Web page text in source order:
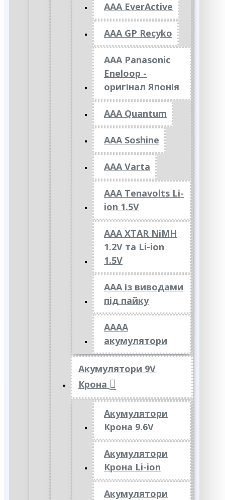
AAA EverActive
AAA GP Recyko
AAA Panasonic
Eneloop -
оригінал Японія
AAA Quantum
AAA Soshine
AAA Varta
AAA Tenavolts Li-
ion 1.5V
AAA XTAR NiMH
1.2V та Li-ion
1.5V
ААА із виводами
під пайку
АААА
акумулятори
Акумулятори 9V
Крона
Акумулятори
Крона 9.6V
Акумулятори
Крона Li-ion
Акумулятори